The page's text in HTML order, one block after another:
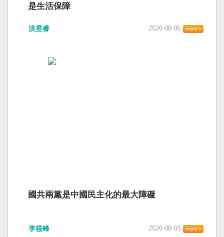
是生活保障
洪昱睿 2026-08-05
國共兩黨是中國民主化的最大障礙
李筱峰 2026-08-03